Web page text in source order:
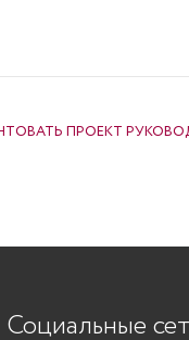
ПРОЕКТ
Социальные